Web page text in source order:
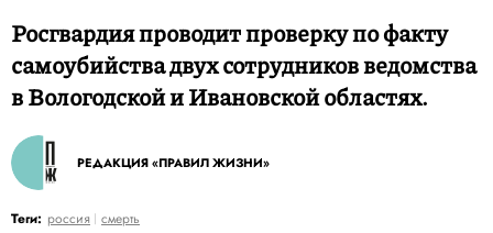
Росгвардия проводит проверку по факту
самоубийства двух сотрудников ведомства
в Вологодской и Ивановской областях.
РЕДАКЦИЯ «ПРАВИЛ ЖИЗНИ»
Теги: россия смерть